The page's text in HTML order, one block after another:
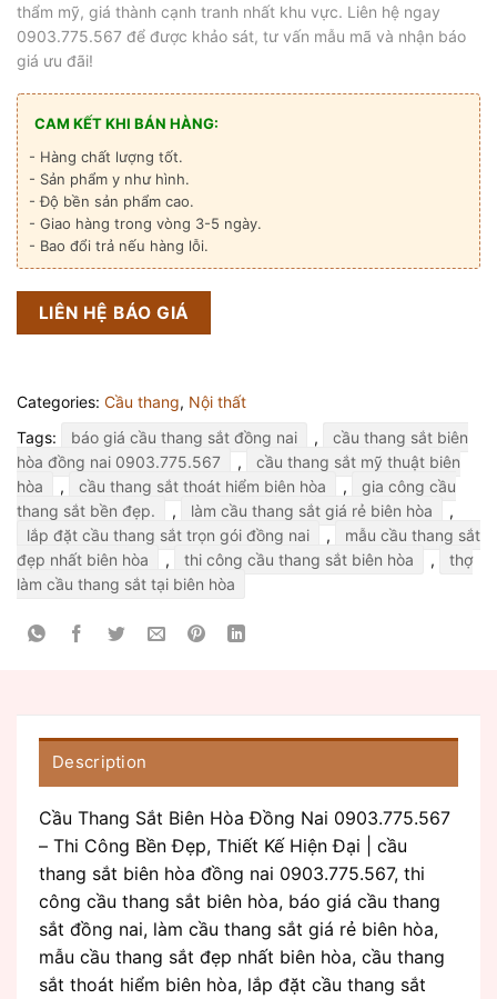
thẩm mỹ, giá thành cạnh tranh nhất khu vực. Liên hệ ngay
0903.775.567 để được khảo sát, tư vấn mẫu mã và nhận báo
giá ưu đãi!
CAM KẾT KHI BÁN HÀNG:
- Hàng chất lượng tốt.
- Sản phẩm y như hình.
- Độ bền sản phẩm cao.
- Giao hàng trong vòng 3-5 ngày.
- Bao đổi trả nếu hàng lỗi.
LIÊN HỆ BÁO GIÁ
Categories: Cầu thang, Nội thất
Tags:
báo giá cầu thang sắt đồng nai ,
cầu thang sắt biên
hòa đồng nai 0903.775.567
,
cầu thang sắt mỹ thuật biên
hòa
, cầu thang sắt thoát hiểm biên hòa ,
gia công cầu
thang sắt bền đẹp.
, làm cầu thang sắt giá rẻ biên hòa
,
lắp đặt cầu thang sắt trọn gói đồng nai
,
mẫu cầu thang sắt
đẹp nhất biên hòa
, thi công cầu thang sắt biên hòa ,
thợ
làm cầu thang sắt tại biên hòa
Description
Cầu Thang Sắt Biên Hòa Đồng Nai 0903.775.567
– Thi Công Bền Đẹp, Thiết Kế Hiện Đại | cầu
thang sắt biên hòa đồng nai 0903.775.567, thi
công cầu thang sắt biên hòa, báo giá cầu thang
sắt đồng nai, làm cầu thang sắt giá rẻ biên hòa,
mẫu cầu thang sắt đẹp nhất biên hòa, cầu thang
sắt thoát hiểm biên hòa, lắp đặt cầu thang sắt